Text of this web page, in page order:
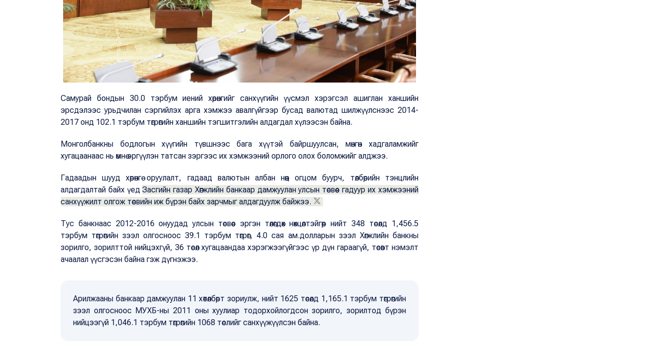
Самурай бондын 30.0 тэрбум иений хөрөнгийг санхүүгийн үүсмэл хэрэгсэл ашиглан ханшийн
эрсдэлээс урьдчилан сэргийлэх арга хэмжээ авалгүйгээр бусад валютад шилжүүлснээс 2014-
2017 онд 102.1 тэрбум төгрөгийн ханшийн тэгшитгэлийн алдагдал хүлээсэн байна.
Монголбанкны бодлогын хүүгийн түвшнээс бага хүүтэй байршуулсан, мөнгөн хадгаламжийг
хугацаанаас нь өмнө эргүүлэн татсан зэргээс их хэмжээний орлого олох боломжийг алджээ.
Гадаадын шууд хөрөнгө оруулалт, гадаад валютын албан нөөц огцом буурч, төлбөрийн тэнцлийн
алдагдалтай байх үедЗасгийн газар Хөгжлийн банкаар дамжуулан улсын төсвөөс гадуур их хэмжээний
санхүүжилт олгож төсвийн иж бүрэн байх зарчмыг алдагдуулж байжээ.
Тус банкнаас 2012-2016 онуудад улсын төсвөөс эргэн төлөгдөх нөхцөлтэйгөөр нийт 348 төсөлд 1,456.5
тэрбум төгрөгийн зээл олгосноос 39.1 тэрбум төгрөг, 4.0 сая ам.долларын зээл Хөгжлийн банкны
зорилго, зорилттой нийцэхгүй, 36 төсөл хугацаандаа хэрэгжээгүйгээс үр дүн гараагүй, төсөвт нэмэлт
ачаалал үүсгэсэн байна гэж дүгнэжээ.
Арилжааны банкаар дамжуулан 11 хөтөлбөрт зориулж, нийт 1625 төсөлд 1,165.1 тэрбум төгрөгийн
зээл олгосноос МУХБ-ны 2011 оны хуулиар тодорхойлогдсон зорилго, зорилтод бүрэн
нийцээгүй 1,046.1 тэрбум төгрөгийн 1068 төслийг санхүүжүүлсэн байна.